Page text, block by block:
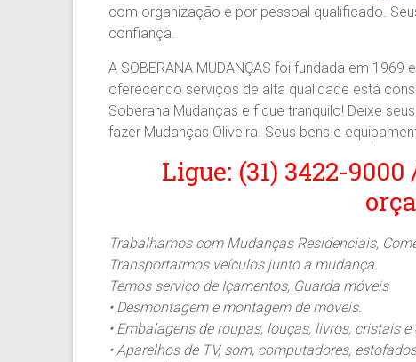
Içamento
é
com
A
Soberana
com organização e por pessoal qualificado.
confiança.
A SOBERANA MUDANÇAS foi fundada em
oferecendo serviços de alta qualidade está
Soberana Mudanças e fique tranquilo! Deixe
fazer Mudanças Oliveira. Seus bens e
Ligue: (31) 3422-
Trabalhamos com Mudanças Residenciais,
Transportarmos veículos junto a mudança
Temos serviço de Içamentos, Guarda móveis
• Desmontagem e montagem de móveis.
• Embalagens de roupas, louças, livros, cristais
• Aparelhos de TV, som, computadores,